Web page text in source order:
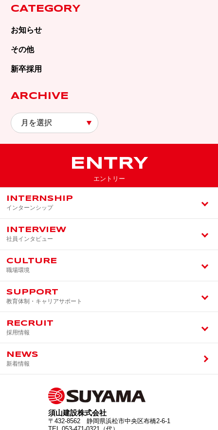
CATEGORY
お知らせ
その他
新卒採用
ARCHIVE
ENTRY
エントリー
INTERNSHIP
インターンシップ
INTERVIEW
社員インタビュー
CULTURE
職場環境
SUPPORT
教育体制・キャリアサポート
RECRUIT
採用情報
NEWS
新着情報
須山建設株式会社
〒432-8562 静岡県浜松市中央区布橋2-6-1